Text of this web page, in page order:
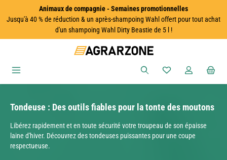
Passer au contenu principalAnimaux de compagnie - Semaines promotionnelles
Jusqu'à 40 % de réduction & un après-shampoing Wahl offert pour tout achat
d'un shampoing Wahl Dirty Beastie de 5 l !
Vous avez 0
Tondeuse : Des outils fiables pour la tonte des moutons
Libérez rapidement et en toute sécurité votre troupeau de son épaisse
laine d'hiver. Découvrez des tondeuses puissantes pour une coupe
respectueuse.